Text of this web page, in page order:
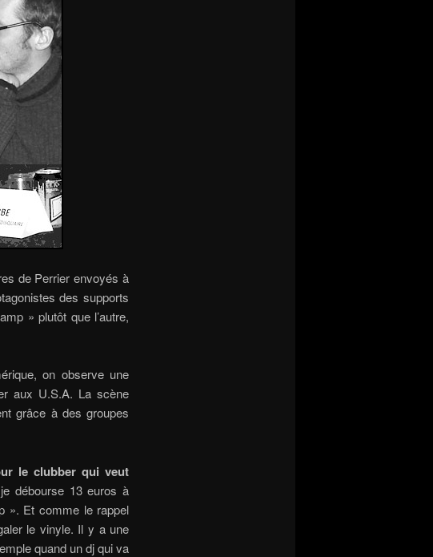
de Perrier envoyés à
des supports
» plutôt que l’autre,
on observe une
aux U.S.A. La scène
grâce à des groupes
le clubber qui veut
débourse 13 euros à
». Et comme le rappel
le vinyle. Il y a une
quand un dj qui va